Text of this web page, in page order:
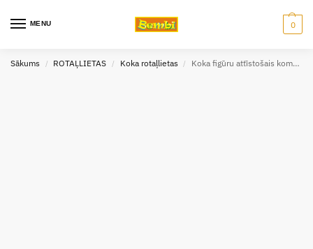
MENU 0
Sākums / ROTAĻLIETAS / Koka rotaļlietas / Koka figūru attīstošais komplekts